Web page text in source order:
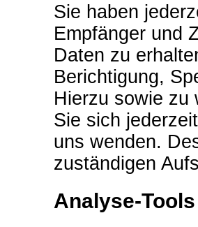
Sie haben
Empfänger und
Daten zu
Berichtigung,
Hierzu sowie zu
Sie sich
uns wenden.
zuständigen
Analyse-